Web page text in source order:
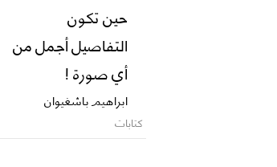
حين تكون
التفاصيل أجمل من
أي صورة !
ابراهيم باشغيوان
كتابات